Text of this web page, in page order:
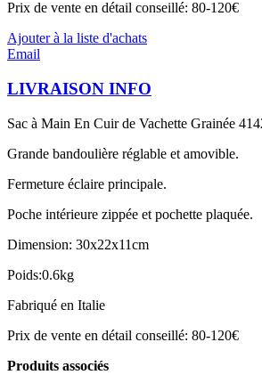
Prix de vente en détail conseillé: 80-120€
Ajouter à la liste d'achats
Email
LIVRAISON INFO
Sac à Main En Cuir de Vachette Grainée
Grande bandoulière réglable et amovible.
Fermeture éclaire principale.
Poche intérieure zippée et pochette plaquée.
Dimension: 30x22x11cm
Poids:0.6kg
Fabriqué en Italie
Prix de vente en détail conseillé: 80-120€
Produits associés